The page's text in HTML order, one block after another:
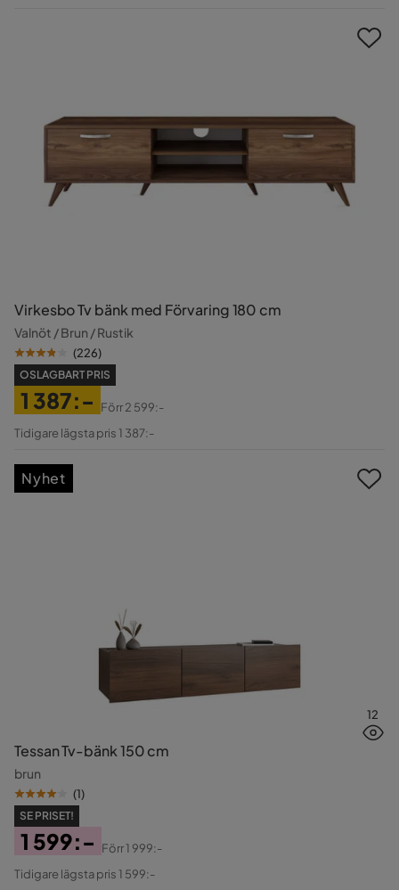
Virkesbo Tv bänk med Förvaring 180 cm
Valnöt / Brun / Rustik
(226)
OSLAGBART PRIS
Pris
1 387:-
Original
Förr2 599:-
Tidigare lägsta pris 1 387:-
12
Tessan Tv-bänk 150 cm
brun
(1)
SE PRISET!
Pris
1 599:-
Original
Förr1 999:-
Tidigare lägsta pris 1 599:-
Nyhet